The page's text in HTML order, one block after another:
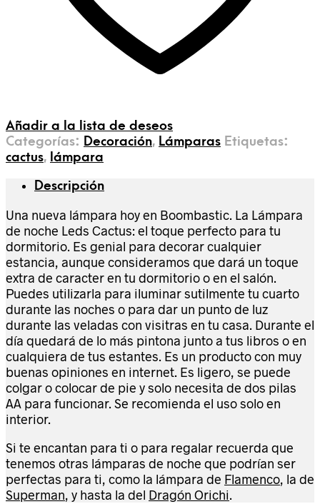
Añadir a la lista de deseos
Categorías: Decoración, Lámparas Etiquetas:
cactus, lámpara
Descripción
Una nueva lámpara hoy en Boombastic. La Lámpara
de noche Leds Cactus: el toque perfecto para tu
dormitorio. Es genial para decorar cualquier
estancia, aunque consideramos que dará un toque
extra de caracter en tu dormitorio o en el salón.
Puedes utilizarla para iluminar sutilmente tu cuarto
durante las noches o para dar un punto de luz
durante las veladas con visitras en tu casa. Durante el
día quedará de lo más pintona junto a tus libros o en
cualquiera de tus estantes. Es un producto con muy
buenas opiniones en internet. Es ligero, se puede
colgar o colocar de pie y solo necesita de dos pilas
AA para funcionar. Se recomienda el uso solo en
interior.
Si te encantan para ti o para regalar recuerda que
tenemos otras lámparas de noche que podrían ser
perfectas para ti, como la lámpara de Flamenco, la de
Superman, y hasta la del Dragón Orichi.